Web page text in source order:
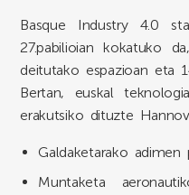
Basque Industry 4.0
27.pabilioian kokatuko
deitutako espazioan eta
Bertan, euskal
erakutsiko dituzte
Galdaketarako adimen
Muntaketa